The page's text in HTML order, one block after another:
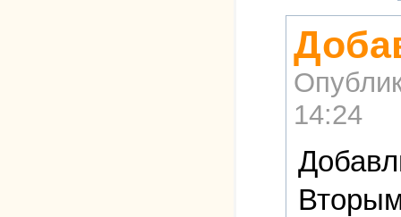
14:24